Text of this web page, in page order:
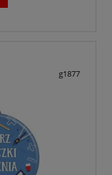
g1877